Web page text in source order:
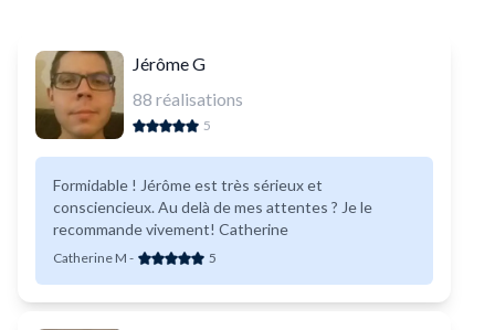
Jérôme G
88 réalisations
5
Formidable ! Jérôme est très sérieux et
consciencieux. Au delà de mes attentes ? Je le
recommande vivement! Catherine
Catherine M - 5